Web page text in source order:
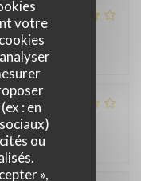
votre
: en
ou
»,
Qualité / Prix
Qualité / Prix